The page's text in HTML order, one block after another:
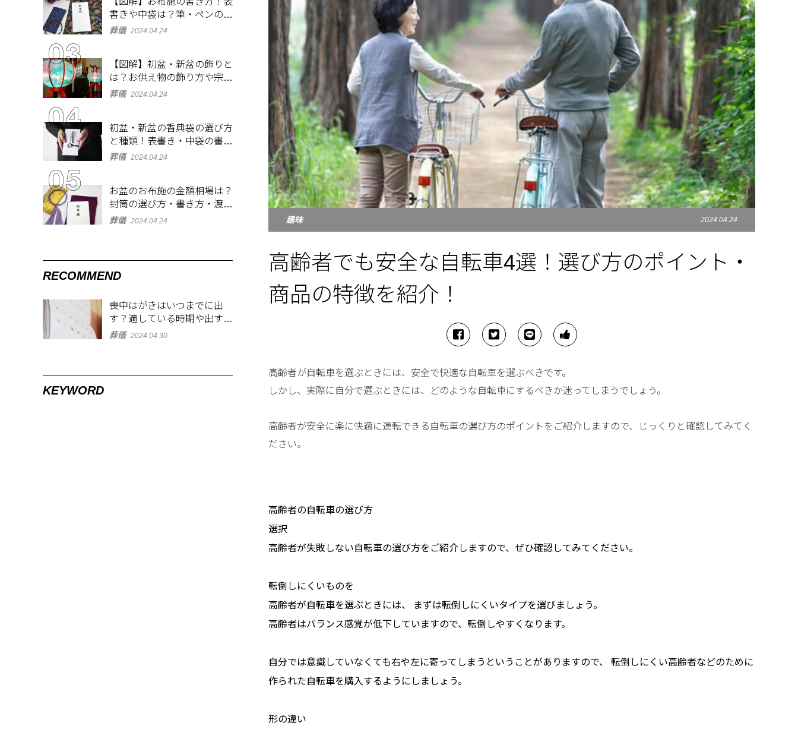
趣味 2024.04.24
高齢者でも安全な自転車4選！選び方のポイント・
商品の特徴を紹介！
高齢者が自転車を選ぶときには、安全で快適な自転車を選ぶべきです。
しかし、実際に自分で選ぶときには、どのような自転車にするべきか迷ってしまうでしょう。
高齢者が安全に楽に快適に運転できる自転車の選び方のポイントをご紹介しますので、じっくりと確認してみてく
ださい。
高齢者の自転車の選び方
選択
高齢者が失敗しない自転車の選び方をご紹介しますので、ぜひ確認してみてください。
転倒しにくいものを
高齢者が自転車を選ぶときには、 まずは転倒しにくいタイプを選びましょう。
高齢者はバランス感覚が低下していますので、転倒しやすくなります。
自分では意識していなくても右や左に寄ってしまうということがありますので、 転倒しにくい高齢者などのために
作られた自転車を購入するようにしましょう。
形の違い
書きや中袋は？筆・ペンのマ
ナーとよくあるQ&A集
葬儀 2024.04.24
【図解】初盆・新盆の飾りと
は？お供え物の飾り方や宗派
ごとの違いを解説！
葬儀 2024.04.24
初盆・新盆の香典袋の選び方
と種類！表書き・中袋の書き
方、お札の入れ方も
葬儀 2024.04.24
お盆のお布施の金額相場は？
封筒の選び方・書き方・渡し
方も解説
葬儀 2024.04.24
RECOMMEND
喪中はがきはいつまでに出
す？適している時期や出す範
囲を解説！
葬儀 2024.04.30
KEYWORD